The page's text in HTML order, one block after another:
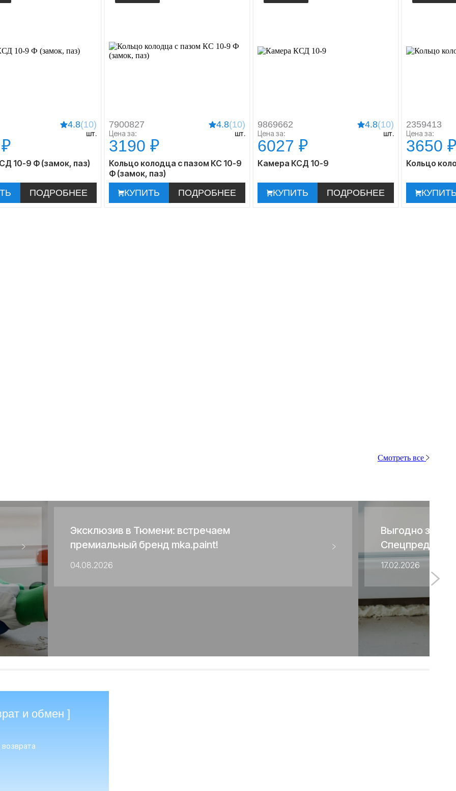
10-9 Ф (замок, паз)
4.8(10)
шт.
ПОДРОБНЕЕ
Кольцо колодца с пазом КС 10-9
Ф (замок, паз)
7900827 4.8(10)
Цена за: шт.
3190 ₽
КУПИТЬ ПОДРОБНЕЕ
Камера КСД 10-9
9869662 4.8(10)
Цена за: шт.
6027 ₽
КУПИТЬ ПОДРОБНЕЕ
Кольцо
2359413
Цена за:
3650
Смотреть все
Эксклюзив в Тюмени: встречаем
премиальный бренд mka.paint!
04.08.2026
Выгодно
17.02.2026
и обмен ]